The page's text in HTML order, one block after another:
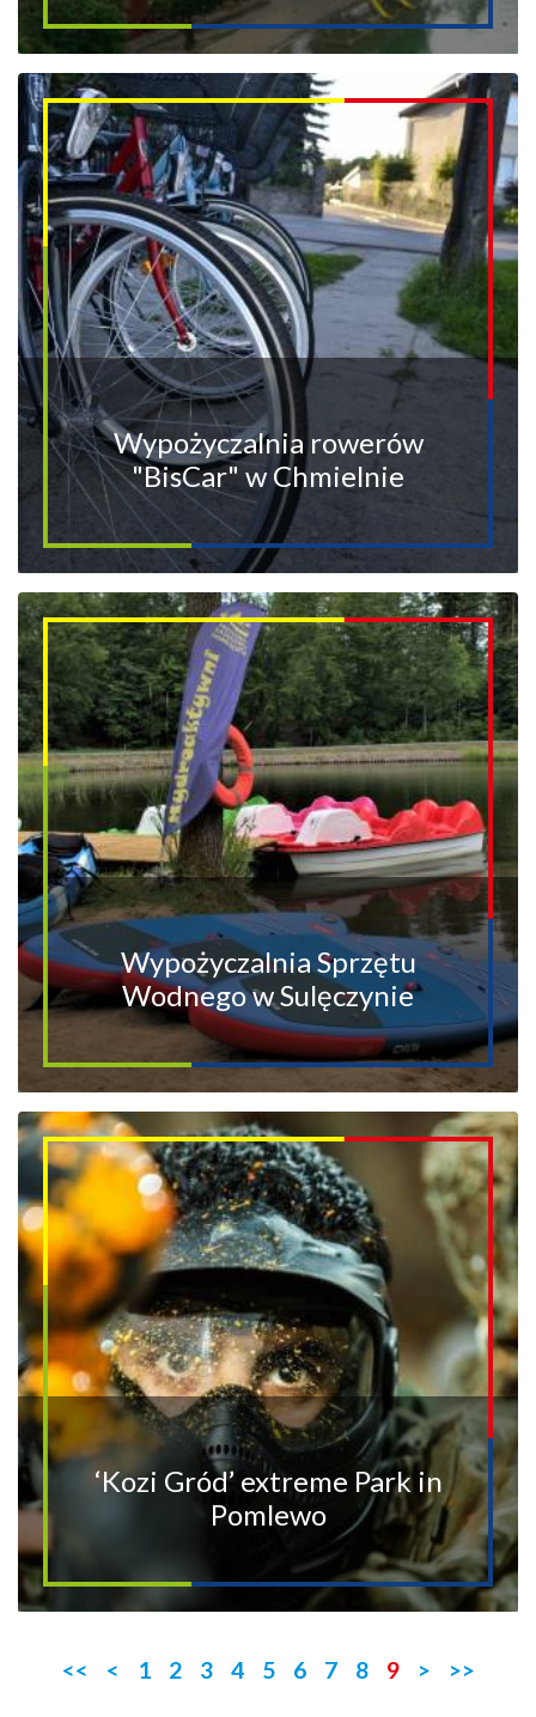
Wypożyczalnia rowerów
"BisCar" w Chmielnie
Wypożyczalnia Sprzętu
Wodnego w Sulęczynie
‘Kozi Gród’ extreme Park in
Pomlewo
<< < 1 2 3 4 5 6 7 8 9 > >>